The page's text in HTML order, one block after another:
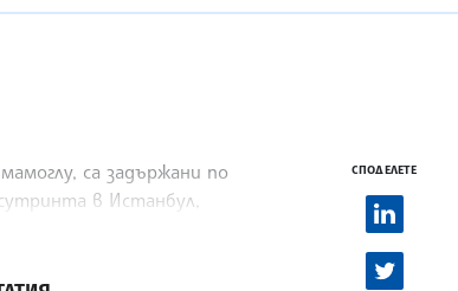
са задържани по
в Истанбул,
СПОДЕЛЕТЕ